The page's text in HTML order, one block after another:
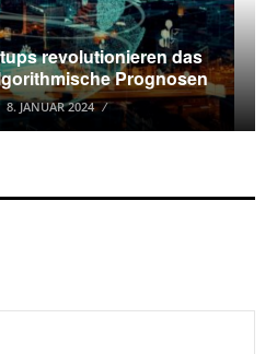
revolutionieren das
Prognosen
8. JANUAR 2024